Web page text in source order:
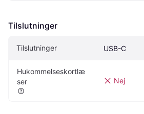
Tilslutninger
Tilslutninger USB-C
Hukommelseskortlæ
ser
Nej